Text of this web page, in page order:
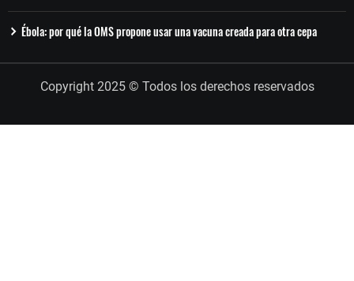
Ébola: por qué la OMS propone usar una vacuna creada para otra cepa
Copyright 2025 © Todos los derechos reservados